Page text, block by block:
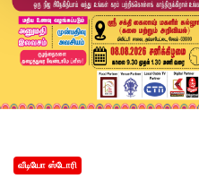
வீடியோ ஸ்டோரி